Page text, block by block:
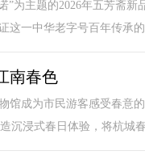
”为主题的2026年五芳斋
这一中华老字号百年传承
南春色
馆成为市民游客感受春意
沉浸式春日体验，将杭城